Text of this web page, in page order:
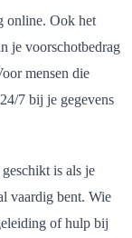
online. Ook het
je voorschotbedrag
mensen die
7 bij je gegevens
is als je
vaardig bent. Wie
of hulp bij